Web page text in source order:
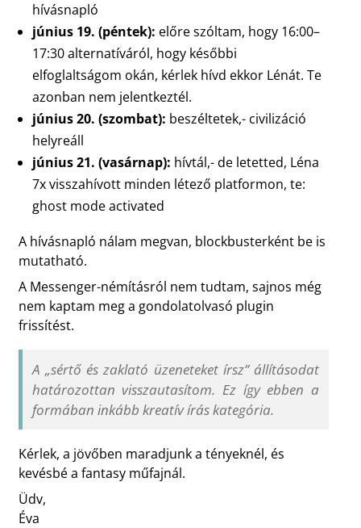
hívásnapló
június 19. (péntek): előre szóltam, hogy 16:00–
17:30 alternatíváról, hogy későbbi
elfoglaltságom okán, kérlek hívd ekkor Lénát. Te
azonban nem jelentkeztél.
június 20. (szombat): beszéltetek,- civilizáció
helyreáll
június 21. (vasárnap): hívtál,- de letetted, Léna
7x visszahívott minden létező platformon, te:
ghost mode activated
A hívásnapló nálam megvan, blockbusterként be is
mutatható.
A Messenger-némításról nem tudtam, sajnos még
nem kaptam meg a gondolatolvasó plugin
frissítést.
A „sértő és zaklató üzeneteket írsz” állításodat
határozottan visszautasítom. Ez így ebben a
formában inkább kreatív írás kategória.
Kérlek, a jövőben maradjunk a tényeknél, és
kevésbé a fantasy műfajnál.
Üdv,
Éva